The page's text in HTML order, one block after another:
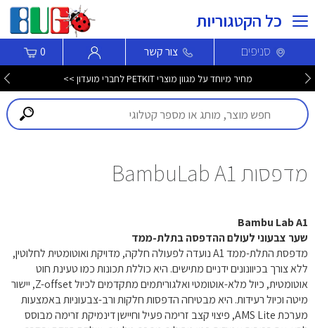
כל הקטגוריות
סניפים צור קשר 0
מחיר מיוחד על מגוון מוצרי PETKIT לחברי מועדון >>
מדפסות BambuLab A1
Bambu Lab A1
שער צבעוני לעולם ההדפסה בתלת-ממד
מדפסת התלת-ממד A1 נועדה לפעולה חלקה, מדויקת ואוטומטית לחלוטין,
ללא צורך בכיוונונים ידניים מתישים. היא כוללת תכונות כמו טעינת חוט
אוטומטית, כיול מלא-אוטומטי ואלגוריתמים מתקדמים לכיול Z-offset, יישור
מיטה וכיול רעידות. היא מבטיחה הדפסות חלקות ורב-צבעוניות באמצעות
מערכת AMS Lite, פיצוי קצב זרימה פעיל וחיישן דינמיקת זרימה מבוסס